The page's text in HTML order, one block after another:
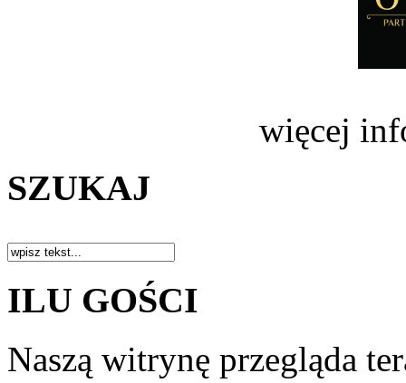
więcej
SZUKAJ
ILU GOŚCI
Naszą witrynę przegląda